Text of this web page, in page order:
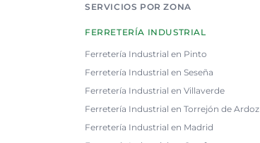
SERVICIOS POR ZONA
FERRETERÍA INDUSTRIAL
Ferretería Industrial en Pinto
Ferretería Industrial en Seseña
Ferretería Industrial en Villaverde
Ferretería Industrial en Torrejón de Ardoz
Ferretería Industrial en Madrid